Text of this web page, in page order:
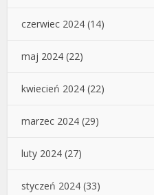
czerwiec 2024 (14)
maj 2024 (22)
kwiecień 2024 (22)
marzec 2024 (29)
luty 2024 (27)
styczeń 2024 (33)